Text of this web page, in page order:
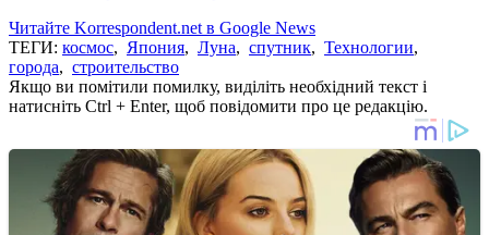
Читайте Korrespondent.net в Google News
ТЕГИ: космос, Япония, Луна, спутник, Технологии,
города, строительство
Якщо ви помітили помилку, виділіть необхідний текст і
натисніть Ctrl + Enter, щоб повідомити про це редакцію.